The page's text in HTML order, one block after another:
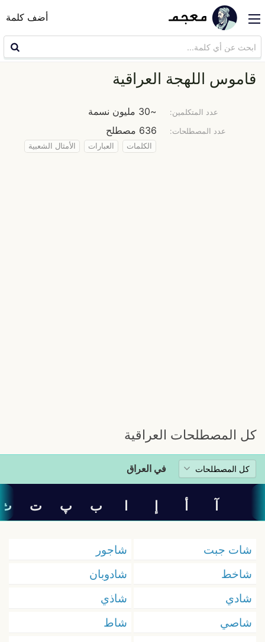
أضف كلمة
قاموس اللهجة العراقية
عدد المتكلمين: ~30 مليون نسمة
عدد المصطلحات: 636 مصطلح
الكلمات العبارات الأمثال الشعبية
كل المصطلحات العراقية
في العراق
آ أ إ ا ب پ ت
شات جبت
شاجور
شاخط
شادوبان
شادي
شاذي
شاصي
شاط